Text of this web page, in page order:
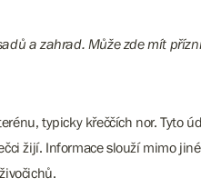
a zahrad. Může zde mít
typicky křeččích nor. Tyto
žijí. Informace slouží mimo